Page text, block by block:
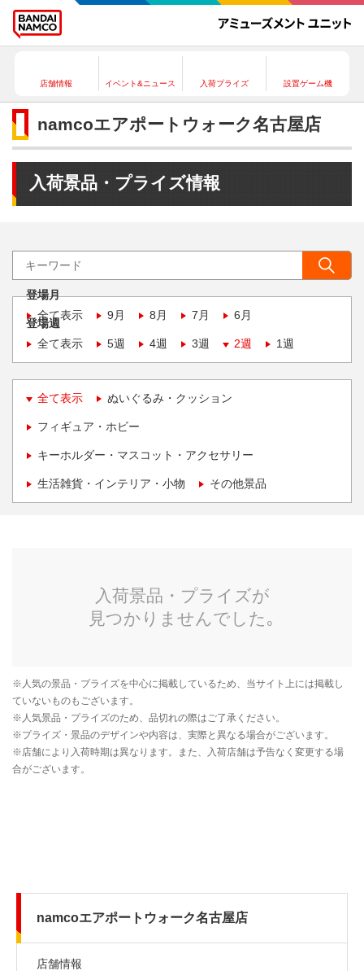
店舗情報 イベント&ニュース 入荷プライズ 設置ゲーム機
namcoエアポートウォーク名古屋店
入荷景品・プライズ情報
登場月
全て表示
9月 8月 7月 6月
登場週
全て表示
5週 4週 3週 2週 1週
全て表示 ぬいぐるみ・クッション
フィギュア・ホビー
キーホルダー・マスコット・アクセサリー
生活雑貨・インテリア・小物 その他景品
namcoエアポートウォーク名古屋店
店舗情報